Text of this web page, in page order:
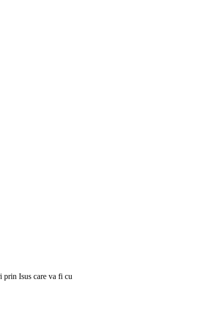
prin Isus care va fi cu